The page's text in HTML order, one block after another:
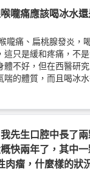
嚨痛應該喝冰水
嚨痛、扁桃腺發炎，
這只是緩和疼痛，不
體不好，但在西醫研
喘的體質，而且喝冰
時吃冰涼。 以上純係觀念交
正耳鼻喉科診所 主
耳鼻喉科 兼任主治醫
2GEfVkh醫師簡
先生口腔中長了
快兩年了，其中
肉瘤，什麼樣的狀